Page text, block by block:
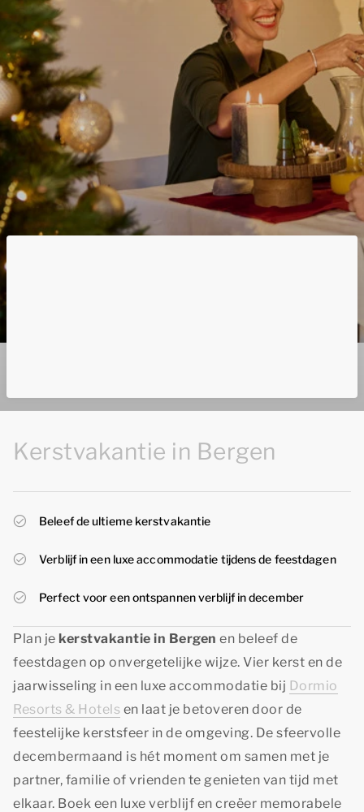
Kerstvakantie in Bergen
Beleef de ultieme kerstvakantie
Verblijf in een luxe accommodatie tijdens de feestdagen
Perfect voor een ontspannen verblijf in december
Plan je kerstvakantie in Bergen en beleef de
feestdagen op onvergetelijke wijze. Vier kerst en de
jaarwisseling in een luxe accommodatie bij Dormio
Resorts & Hotels en laat je betoveren door de
feestelijke kerstsfeer in de omgeving. De sfeervolle
decembermaand is hét moment om samen met je
partner, familie of vrienden te genieten van tijd met
elkaar. Boek een luxe verblijf en creëer memorabele